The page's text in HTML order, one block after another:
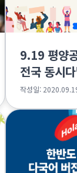
9.19 평양
전국 동시
작성일: